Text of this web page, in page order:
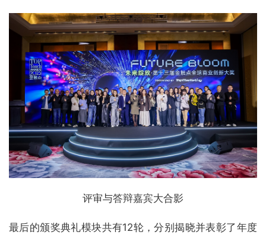
评审与答辩嘉宾大合影
最后的颁奖典礼模块共有12轮，分别揭晓并表彰了年度